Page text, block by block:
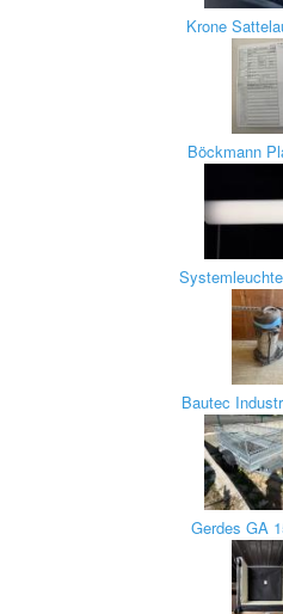
Krone
Böckmann
Bautec
Gerdes GA